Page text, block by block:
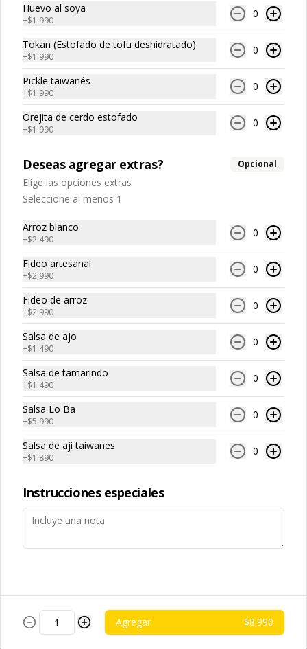
(aceite de soya, pescado seco,
jengibre, trigo, sésamo, cebollín, polvo
especies orientales, sal, cardamomo,
pimienta negra, pimienta blanca).
Ingrediente gyozas: Carne de cerdo,
harina de trigo, repollo, cebollín, sal,
pimienta, salsa de soya, aceite de
sésamo, condimento 5 sabores
(naranja, canela, anís, pimienta y
comino).
Ingredientes:
Hueso vacuno, asado de tira, pak choi,
ajo, cebolla blanca, cebollín, jengibre,
zanahoria, bolsa de hierba (canela,
anís, pimienta y comino), condimento 5
sabores (naranja, canela, anís,
pimienta y comino), aceite de sésamo,
azúcar, salsa de soya, salsa de poroto
(agua, poroto de soya, trigo, azúcar,
sal), salsa de soya, azúcar, salsa satay
coco, ají, camarón, cebolla, maíz, maní,
especies orientales, sal, cardamomo,
pimienta negra, pimienta blanca).
Ramen Taiwanés Veggie
Su Rou Mien
-素肉擔仔麵- A base de un caldo de
diferentes vegetales cocido a fuego
lento acompañado de nuestros fideos
artesanales frescos, dientes de
opcion de agregar medio huevo estilo
Taiwán. (APTO VEGANO)
Ingredientes:
Carne de soya, champiñones shitake,
ajo, cebolla morada, salsa de soya,
sal, trigo, azúcar, condimento
champiñón (extracto de champiñón
taiwanes, extracto de apio, extracto de
repollo, poroto de soya, comino,
paprika, pimienta, azúcar).
Ingredientes caldo: Champiñones,
cebolla blanca, zanahoria, repollo,
alga konbu, condimento champiñón
(extracto de champiñón taiwanes,
extracto de apio, extracto de repollo,
poroto de soya, comino, paprika,
pimienta, azúcar), satay veggie (aceite
de soya, salsa poroto de soya, aceite
de sesamo, sal, mani, pimienta,
cascara de naranja, curry, canela,
polvo de coco, aji, trigo), diente
jengibre, cebollín, salsa de soya, ajo,
agua, azúcar, mix de hierba (canela,
anís, pimienta y comino), mirin (azúcar,
$9.990
-素肉乾拌麵- Estofado de trosos de
carne de soya con especias y
condimentos de Taiwan, acompañado
artesanales, zanahoria y pepino
rallados. (APTO VEGANO)
Ingredientes:
Carne de soya, champiñones shitake,
ajo, cebolla morada, salsa de soya,
sal, trigo, azúcar, condimento
champiñón (extracto de champiñón
taiwanes, extracto de apio, extracto de
repollo, poroto de soya, comino,
paprika, pimienta, azúcar), salsa ostra
vegana (trigo, soya, shitake, sal, maíz),
condimento 5 sabores (naranja,
canela, anís, pimienta y comino),
pepino, zanahoria.
$8.990
Extras
Arroz Blanco
-白飯-
$2.490
Fideo de Arroz
-台灣米粉-
Fideos artesanales
-手工拉麵-
Huevo al soya
+$1.990
0
Tokan (Estofado de tofu deshidratado)
+$1.990
0
Pickle taiwanés
+$1.990
0
Orejita de cerdo estofado
+$1.990
0
Deseas agregar extras? Opcional
Elige las opciones extras
Seleccione al menos 1
Arroz blanco
+$2.490
0
Fideo artesanal
+$2.990
0
Fideo de arroz
+$2.990
0
Salsa de ajo
+$1.490
0
Salsa de tamarindo
+$1.490
0
Salsa Lo Ba
+$5.990
0
Salsa de aji taiwanes
+$1.890
0
Instrucciones especiales
Agregar $8.990